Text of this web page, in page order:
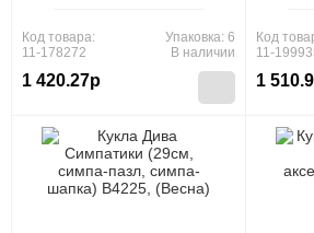
Код товара:
11-178272
1 420.27р
Упаковка: 6
В наличии
Код
11-
1